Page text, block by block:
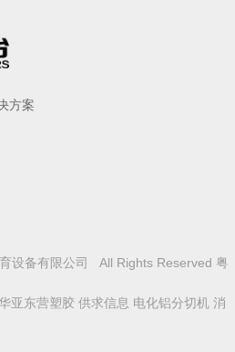
方案
设备有限公司 All Rights Reserved 粤
亚东营塑胶 供求信息 电化铝分切机 消